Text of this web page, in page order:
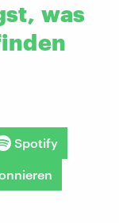
was
Spotify